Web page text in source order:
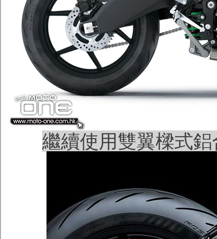
繼續使用雙翼樑式